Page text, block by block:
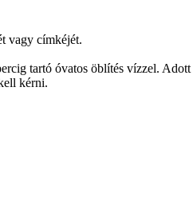
vagy címkéjét.
tartó óvatos öblítés vízzel. Adott
kérni.